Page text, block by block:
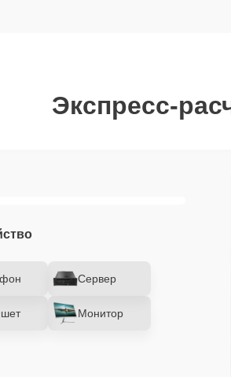
Экспресс-
Сервер
Монитор